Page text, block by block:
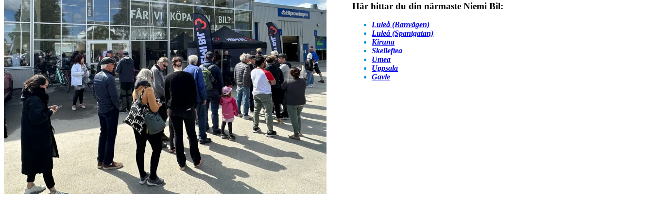
Här hittar du din närmaste Niemi Bil:
Luleå (Banvägen)
Luleå (Spantgatan)
Kiruna
Skelleftea
Umea
Uppsala
Gavle